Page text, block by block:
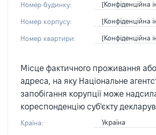
Номер будинку: [Конфіденційна
Номер корпусу: [Конфіденційна
Номер квартири: [Конфіденційна
Місце фактичного проживання
адреса, на яку Національне
запобігання корупції може
кореспонденцію суб'єкту
Країна: Україна